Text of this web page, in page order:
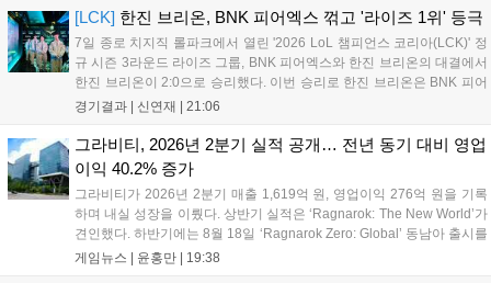
[LCK] 한진 브리온, BNK 피어엑스 꺾고 '라이즈 1위' 등극
7일 종로 치지직 롤파크에서 열린 '2026 LoL 챔피언스 코리아(LCK)' 정
규 시즌 3라운드 라이즈 그룹, BNK 피어엑스와 한진 브리온의 대결에서
한진 브리온이 2:0으로 승리했다. 이번 승리로 한진 브리온은 BNK 피어
엑스를 제치고 라이즈 그룹 1위로 올라섰다. 1세트, 한진 브리온이 '로머'
경기결과 | 신연재 | 21:06
그라비티, 2026년 2분기 실적 공개… 전년 동기 대비 영업
이익 40.2% 증가
그라비티가 2026년 2분기 매출 1,619억 원, 영업이익 276억 원을 기록
하며 내실 성장을 이뤘다. 상반기 실적은 ‘Ragnarok: The New World’가
견인했다. 하반기에는 8월 18일 ‘Ragnarok Zero: Global’ 동남아 출시를
시작으로 9월 3일 ‘달려라 헤베레케 EX’, 9월 22일 ‘갈바테인’ 등 다양한
게임뉴스 | 윤홍만 | 19:38